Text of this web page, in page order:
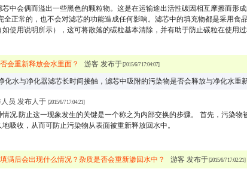
芯中会偶而溢出一些黑色的颗粒物。这是在运输途出活性碳因相互摩擦而形
全正常的，也不会对滤芯的功能造成任何影响。滤芯中的填充物都是采用
使用说明所示），这可将散落的碳粒基本清除，并有助于防止碳粒在使用过
会重新释放会水里面？ 游客 发布于 [2015/6/7 17:04:07]
化水与净化器滤芯长时间接触，滤芯中吸附的污染物是否会释放与净化水重
员 发布人于 [2015/6/7 17:04:21]
情况.防止这一现象发生的关键是一个称之为内部交换的步骤。 首先，污染
吸收，从而可防止污染物从表面被重新释放回水中。
满后会出现什么情况？杂质是否会重新渗回水中？ 游客 发布于 [2015/6/7 17:02:21]